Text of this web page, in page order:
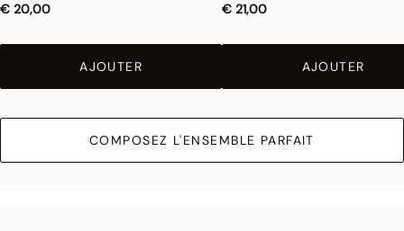
€ 20,00
AJOUTER
€ 21,00
AJOUTER
COMPOSEZ L'ENSEMBLE PARFAIT